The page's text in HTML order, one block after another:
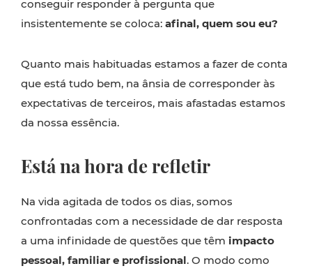
conseguir responder à pergunta que
insistentemente se coloca: afinal, quem sou eu?
Quanto mais habituadas estamos a fazer de conta
que está tudo bem, na ânsia de corresponder às
expectativas de terceiros, mais afastadas estamos
da nossa essência.
Está na hora de refletir
Na vida agitada de todos os dias, somos
confrontadas com a necessidade de dar resposta
a uma infinidade de questões que têm impacto
pessoal, familiar e profissional. O modo como